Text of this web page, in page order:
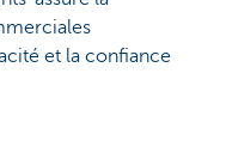
et la confiance